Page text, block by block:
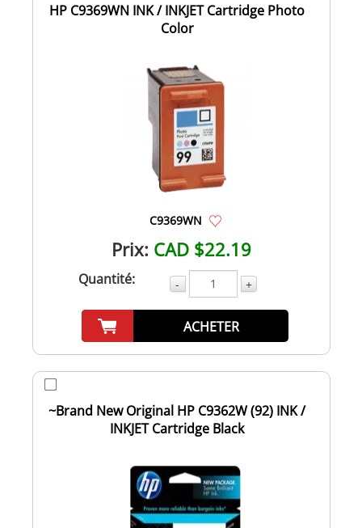
HP C9369WN INK / INKJET Cartridge Photo
Color
C9369WN
Prix: CAD $22.19
Quantité: - +
ACHETER
~Brand New Original HP C9362W (92) INK /
INKJET Cartridge Black